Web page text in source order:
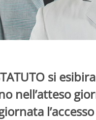
si
nell’atteso